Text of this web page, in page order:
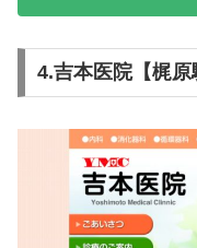
4.吉本医院【梶原